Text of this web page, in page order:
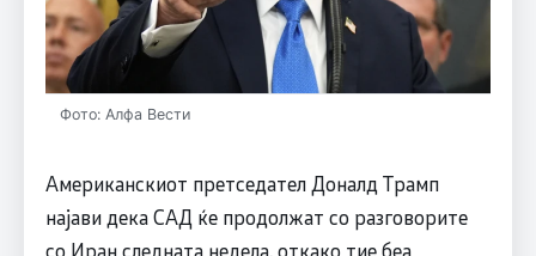
Фото: Алфа Вести
Американскиот претседател Доналд Трамп
најави дека САД ќе продолжат со разговорите
со Иран следната недела, откако тие беа